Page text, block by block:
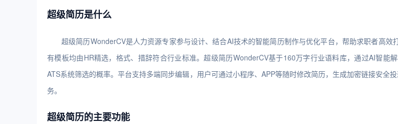
超级简历是什么
超级简历WonderCV是人力资源专家参与设计、结合AI技术的智能简历制作与优化平台，帮助求职者高
有模板均由HR精选，格式、措辞符合行业标准。超级简历WonderCV基于160万字行业语料库，通过AI智能
ATS系统筛选的概率。平台支持多端同步编辑，用户可通过小程序、APP等随时修改简历，生成加密链接安
务。
超级简历的主要功能